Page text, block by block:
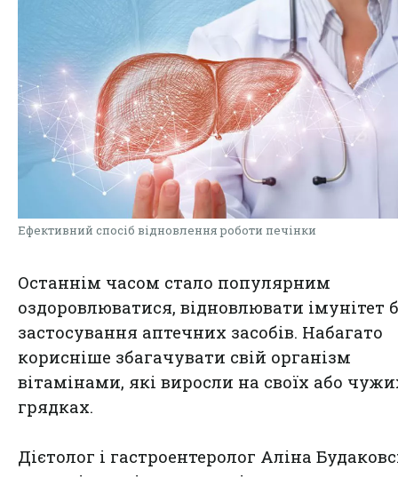
Ефективний спосіб відновлення роботи печінки
Останнім часом стало популярним
оздоровлюватися, відновлювати імунітет
застосування аптечних засобів. Набагато
корисніше збагачувати свій організм
вітамінами, які виросли на своїх або
грядках.
Дієтолог і гастроентеролог Аліна